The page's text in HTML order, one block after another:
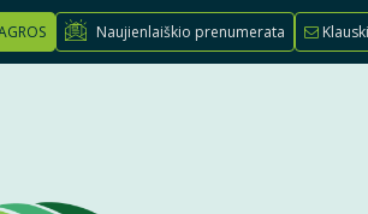
Naujienlaiškio prenumerata